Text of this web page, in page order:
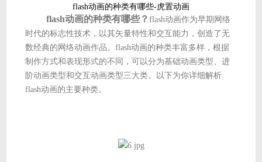
flash动画的种类有哪些-虎置动画
flash动画的种类有哪些？flash动画作为早期网络
时代的标志性技术，以其矢量特性和交互能力，创造了无
数经典的网络动画作品。flash动画的种类丰富多样，根据
制作方式和表现形式的不同，可以分为基础动画类型、进
阶动画类型和交互动画类型三大类。以下为你详细解析
flash动画的主要种类。